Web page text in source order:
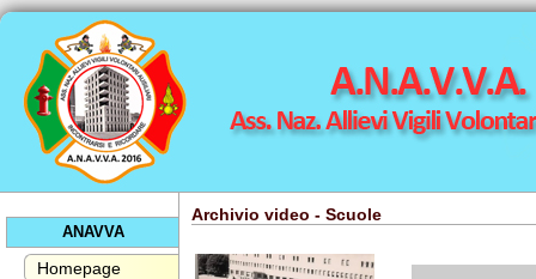
ANAVVA
Homepage
Archivio video - Scuole